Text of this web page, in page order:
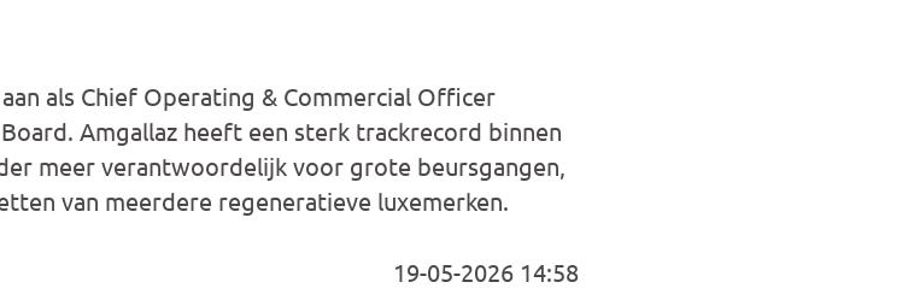
als Chief Operating & Commercial Officer
Board. Amgallaz heeft een sterk trackrecord binnen
meer verantwoordelijk voor grote beursgangen,
van meerdere regeneratieve luxemerken.
19-05-2026 14:58